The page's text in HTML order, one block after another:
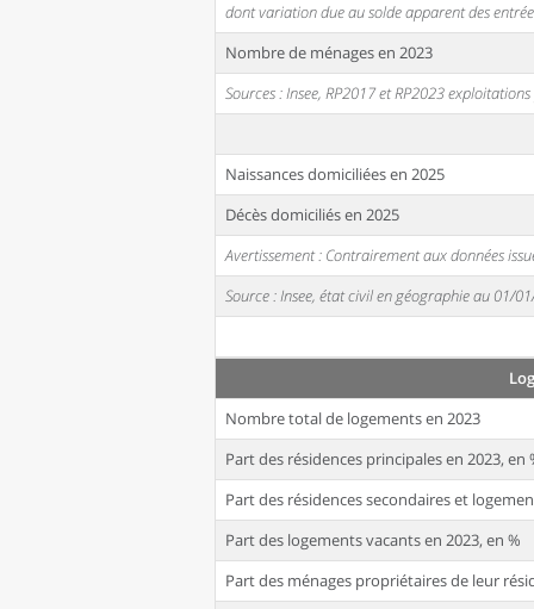
dont variation due au solde apparent des
Nombre de ménages en 2023
Sources : Insee, RP2017 et RP2023
Naissances domiciliées en 2025
Décès domiciliés en 2025
Avertissement : Contrairement aux données
Source : Insee, état civil en géographie au 01/
Nombre total de logements en 2023
Part des résidences principales en 2023, en
Part des résidences secondaires et
Part des logements vacants en 2023, en %
Part des ménages propriétaires de leur